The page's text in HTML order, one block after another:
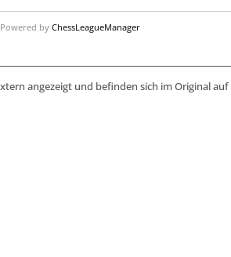
Powered by ChessLeagueManager
angezeigt und befinden sich im Original auf